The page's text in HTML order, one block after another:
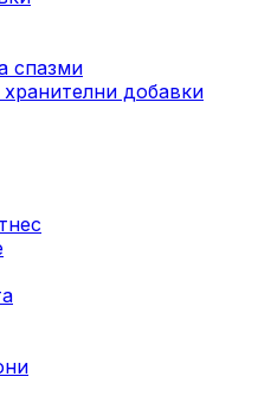
спазми
добавки